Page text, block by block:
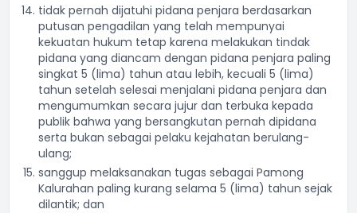
tidak pernah dijatuhi pidana penjara berdasarkan
putusan pengadilan yang telah mempunyai
kekuatan hukum tetap karena melakukan tindak
pidana yang diancam dengan pidana penjara paling
singkat 5 (lima) tahun atau lebih, kecuali 5 (lima)
tahun setelah selesai menjalani pidana penjara dan
mengumumkan secara jujur dan terbuka kepada
publik bahwa yang bersangkutan pernah dipidana
serta bukan sebagai pelaku kejahatan berulang-
ulang;
sanggup melaksanakan tugas sebagai Pamong
Kalurahan paling kurang selama 5 (lima) tahun sejak
dilantik; dan